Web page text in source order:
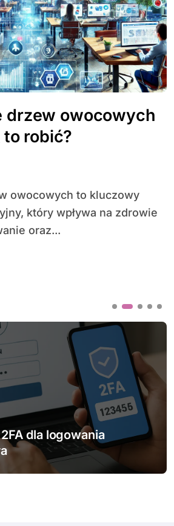
drzew owocowych
robić?
który wpływa na zdrowie
oraz...
dla logowania